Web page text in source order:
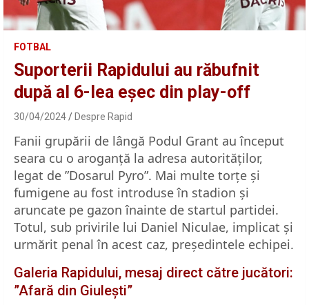
FOTBAL
Suporterii Rapidului au răbufnit
după al 6-lea eșec din play-off
30/04/2024 Despre Rapid
Fanii grupării de lângă Podul Grant au început
seara cu o aroganță la adresa autorităților,
legat de ”Dosarul Pyro”. Mai multe torțe și
fumigene au fost introduse în stadion și
aruncate pe gazon înainte de startul partidei.
Totul, sub privirile lui Daniel Niculae, implicat și
urmărit penal în acest caz, președintele echipei.
Galeria Rapidului, mesaj direct către jucători:
”Afară din Giulești”